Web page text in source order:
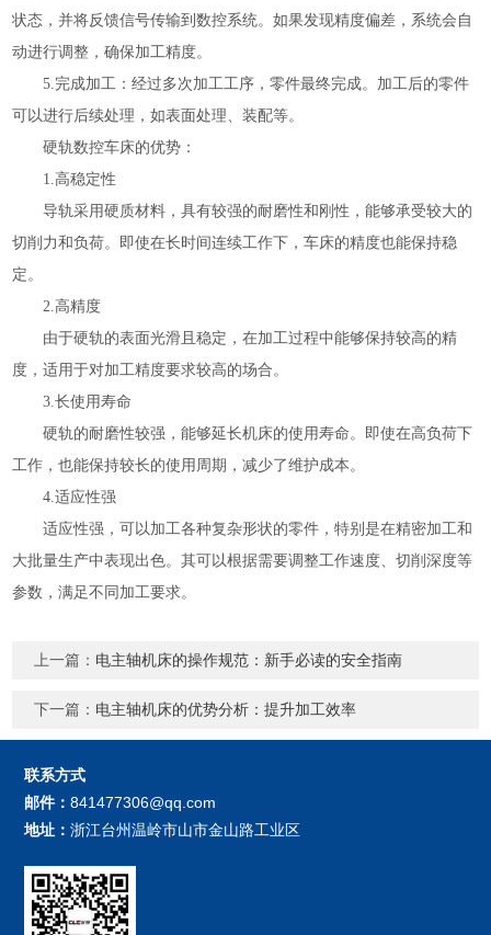
状态，并将反馈信号传输到数控系统。如果发现精度偏差，系统会自
动进行调整，确保加工精度。
5.完成加工：经过多次加工工序，零件最终完成。加工后的零件
可以进行后续处理，如表面处理、装配等。
硬轨数控车床的优势：
1.高稳定性
导轨采用硬质材料，具有较强的耐磨性和刚性，能够承受较大的
切削力和负荷。即使在长时间连续工作下，车床的精度也能保持稳
定。
2.高精度
由于硬轨的表面光滑且稳定，在加工过程中能够保持较高的精
度，适用于对加工精度要求较高的场合。
3.长使用寿命
硬轨的耐磨性较强，能够延长机床的使用寿命。即使在高负荷下
工作，也能保持较长的使用周期，减少了维护成本。
4.适应性强
适应性强，可以加工各种复杂形状的零件，特别是在精密加工和
大批量生产中表现出色。其可以根据需要调整工作速度、切削深度等
参数，满足不同加工要求。
上一篇： 电主轴机床的操作规范：新手必读的安全指南
下一篇： 电主轴机床的优势分析：提升加工效率
联系方式
邮件：841477306@qq.com
地址：浙江台州温岭市山市金山路工业区